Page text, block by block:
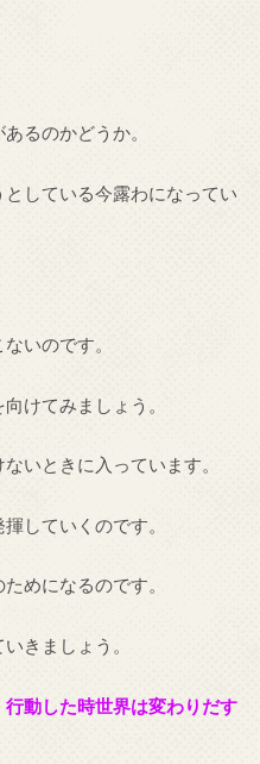
あるのかどうか。
している今露わになってい
いのです。
けてみましょう。
いときに入っています。
していくのです。
めになるのです。
きましょう。
動した時世界は変わりだす